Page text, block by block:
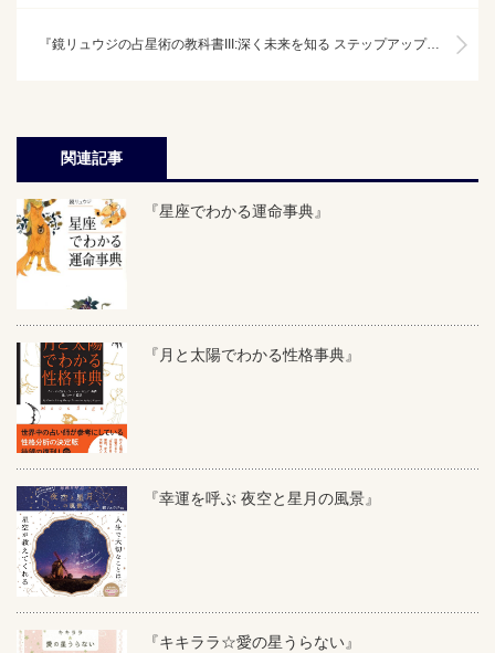
『鏡リュウジの占星術の教科書III:深く未来を知る ステップアップ編』
関連記事
『星座でわかる運命事典』
『月と太陽でわかる性格事典』
『幸運を呼ぶ 夜空と星月の風景』
『キキララ☆愛の星うらない』